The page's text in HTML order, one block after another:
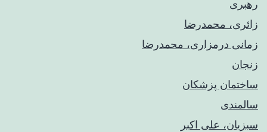
رهبری
زائری، محمدرضا
زمانی درمزاری، محمدرضا
زنجان
ساختمان پزشکان
سالمندی
سبزیان، علی اکبر